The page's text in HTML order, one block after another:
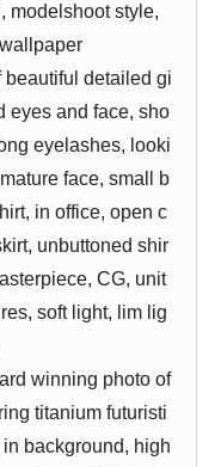
modelshoot style,
beautiful detailed gi
eyes and face, sho
eyelashes, looki
face, small b
in office, open c
unbuttoned shir
CG, unit
soft light, lim lig
winning photo of
titanium futuristi
background, high